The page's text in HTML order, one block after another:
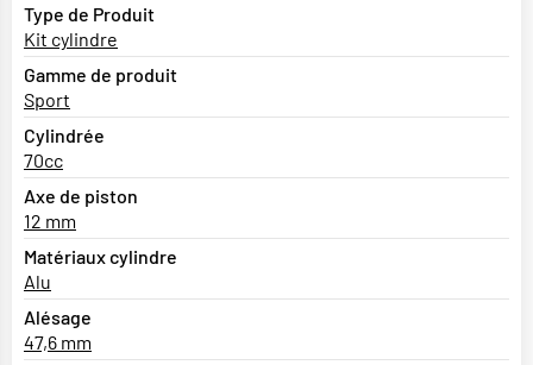
Type de Produit
Kit cylindre
Gamme de produit
Sport
Cylindrée
70cc
Axe de piston
12 mm
Matériaux cylindre
Alu
Alésage
47,6 mm